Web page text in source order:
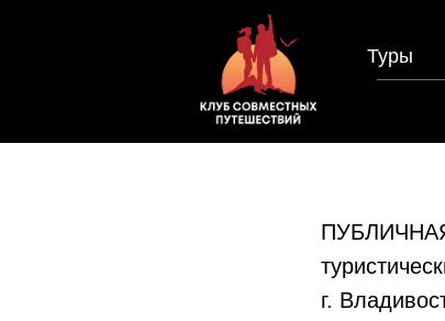
Туры
ПУБЛИЧНАЯ
г.